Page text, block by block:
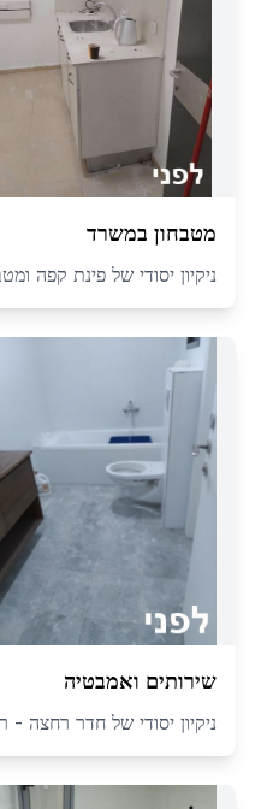
מטבחון במשרד
ניקיון יסודי של פינת קפה
שירותים ואמבטיה
ניקיון יסודי של חדר רחצה -